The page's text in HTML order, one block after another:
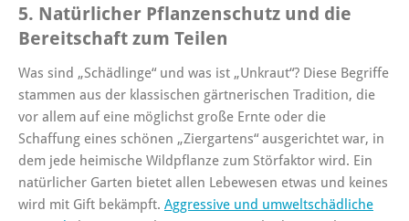
5. Natürlicher Pflanzenschutz und die
Bereitschaft zum Teilen
Was sind „Schädlinge“ und was ist „Unkraut“? Diese Begriffe
stammen aus der klassischen gärtnerischen Tradition, die
vor allem auf eine möglichst große Ernte oder die
Schaffung eines schönen „Ziergartens“ ausgerichtet war, in
dem jede heimische Wildpflanze zum Störfaktor wird. Ein
natürlicher Garten bietet allen Lebewesen etwas und keines
wird mit Gift bekämpft. Aggressive und umweltschädliche